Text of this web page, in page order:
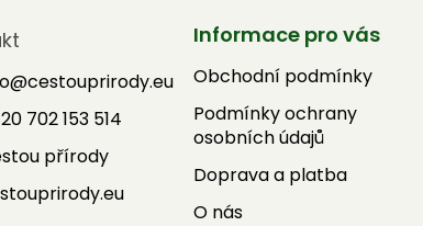
@cestouprirody.eu
702 153 514
přírody
Informace pro vás
Obchodní podmínky
Podmínky ochrany
osobních údajů
Doprava a platba
O nás